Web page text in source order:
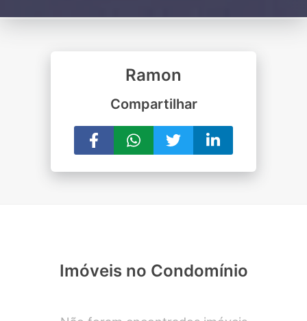
Ramon
Compartilhar
Imóveis no Condomínio